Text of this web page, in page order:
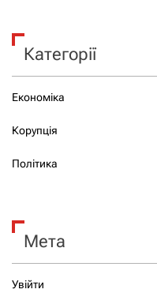
Категорії
Економіка
Корупція
Політика
Мета
Увійти